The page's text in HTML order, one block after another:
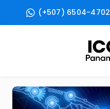
(+507) 6504-4702